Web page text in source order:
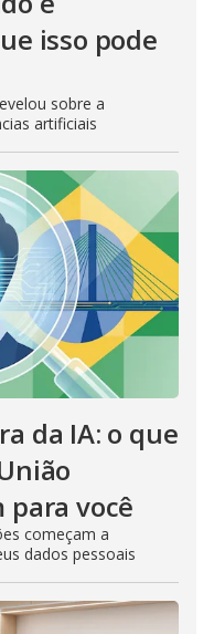
isso pode
sobre a
artificiais
da IA: o que
para você
começam a
dados pessoais